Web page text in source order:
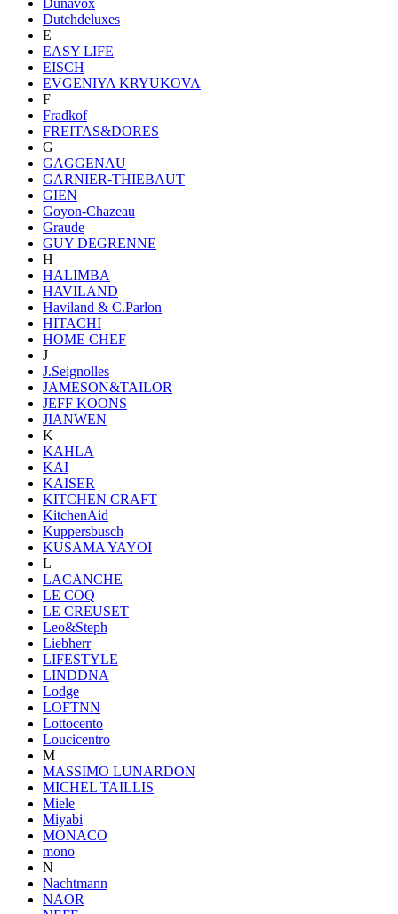
Dutchdeluxes
E
EASY LIFE
EISCH
EVGENIYA KRYUKOVA
F
Fradkof
FREITAS&DORES
G
GAGGENAU
GARNIER-THIEBAUT
GIEN
Goyon-Chazeau
Graude
GUY DEGRENNE
H
HALIMBA
HAVILAND
Haviland & C.Parlon
HITACHI
HOME CHEF
J
J.Seignolles
JAMESON&TAILOR
JEFF KOONS
JIANWEN
K
KAHLA
KAI
KAISER
KITCHEN CRAFT
KitchenAid
Kuppersbusch
KUSAMA YAYOI
L
LACANCHE
LE COQ
LE CREUSET
Leo&Steph
Liebherr
LIFESTYLE
LINDDNA
Lodge
LOFTNN
Lottocento
Loucicentro
M
MASSIMO LUNARDON
MICHEL TAILLIS
Miele
Miyabi
MONACO
mono
N
Nachtmann
NAOR